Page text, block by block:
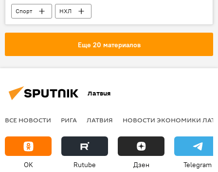
Спорт НХЛ
Еще 20 материалов
Латвия
ВСЕ НОВОСТИ РИГА ЛАТВИЯ НОВОСТИ ЭКОНОМИКИ
OK Rutube Дзен Telegram